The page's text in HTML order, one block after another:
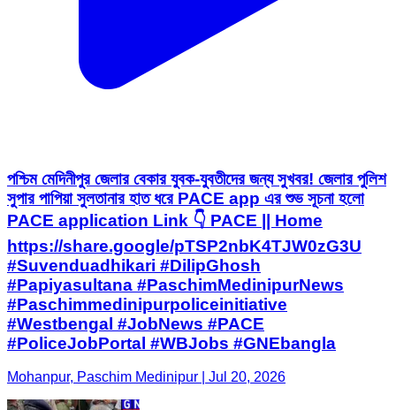
পশ্চিম মেদিনীপুর জেলার বেকার যুবক-যুবতীদের জন্য সুখবর! জেলার পুলিশ
সুপার পাপিয়া সুলতানার হাত ধরে PACE app এর শুভ সূচনা হলো
PACE application Link 👇 PACE || Home
https://share.google/pTSP2nbK4TJW0zG3U
#Suvenduadhikari #DilipGhosh
#Papiyasultana #PaschimMedinipurNews
#Paschimmedinipurpoliceinitiative
#Westbengal #JobNews #PACE
#PoliceJobPortal #WBJobs #GNEbangla
Mohanpur, Paschim Medinipur | Jul 20, 2026